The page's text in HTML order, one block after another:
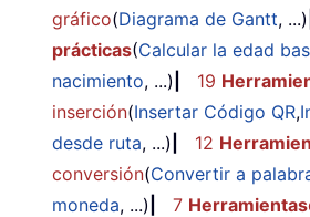
gráfico(Diagrama de Gantt, ...)
prácticas(Calcular la edad
nacimiento, ...) 19
inserción(Insertar Código QR,
desde ruta, ...) 12
conversión(Convertir a
moneda, ...) 7 Herramientas